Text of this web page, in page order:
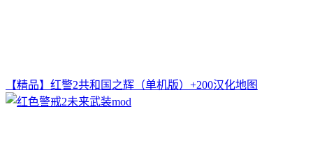
【精品】红警2共和国之辉（单机版）+200汉化地图